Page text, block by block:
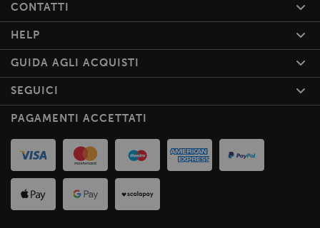
CONTATTI
HELP
GUIDA AGLI ACQUISTI
SEGUICI
PAGAMENTI ACCETTATI